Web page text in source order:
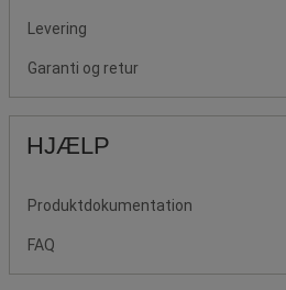
Levering
Garanti og retur
HJÆLP
Produktdokumentation
FAQ